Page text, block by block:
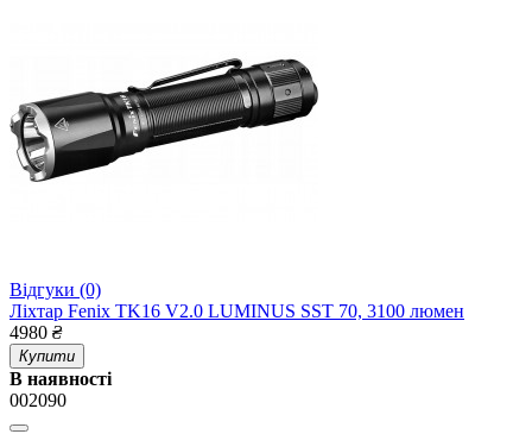
Відгуки (0)
Ліхтар Fenix TK16 V2.0 LUMINUS SST 70, 3100 люмен
4980 ₴
Купити
В наявності
002090